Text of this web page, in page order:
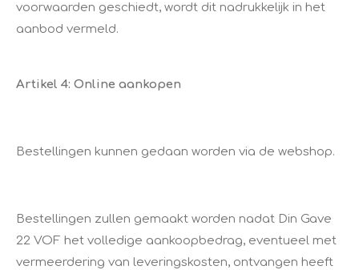
voorwaarden geschiedt, wordt dit nadrukkelijk in het
aanbod vermeld.
Artikel 4: Online aankopen
Bestellingen kunnen gedaan worden via de webshop.
Bestellingen zullen gemaakt worden nadat Din Gave
22 VOF het volledige aankoopbedrag, eventueel met
vermeerdering van leveringskosten, ontvangen heeft